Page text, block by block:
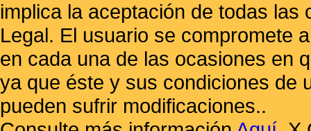
implica la aceptación de todas
Legal. El usuario se compromete
en cada una de las ocasiones en
ya que éste y sus condiciones de
pueden sufrir modificaciones..